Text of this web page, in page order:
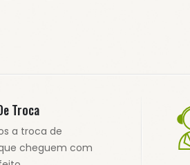
Troca
a troca de
cheguem com